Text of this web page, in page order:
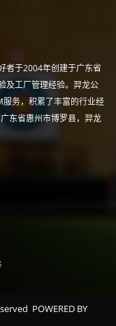
者于2004年创建于广东省
及工厂管理经验。羿龙公
务，积累了丰富的行业经
东省惠州市博罗县，羿龙
POWERED BY